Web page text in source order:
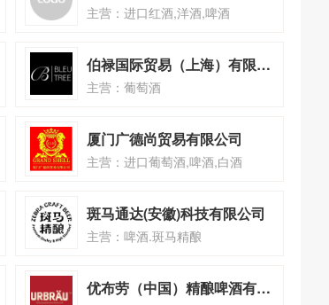
主营：进口红酒,洋酒,啤酒
伯禄国际贸易（上海）有限公司
主营：葡萄酒
厦门广德尚贸易有限公司
主营：进口葡萄酒,啤酒,白酒
斑马通达(安徽)科技有限公司
主营：啤酒.斑马精酿
优布劳（中国）精酿啤酒有限公司